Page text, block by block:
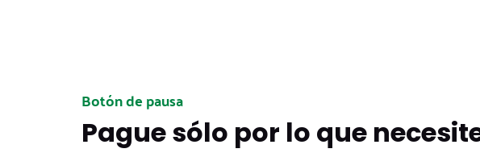
Botón de pausa
Pague sólo por lo que